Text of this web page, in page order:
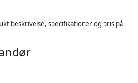
beskrivelse, specifikationer og pris på